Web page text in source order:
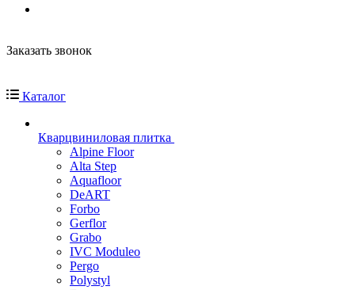
Заказать звонок
Каталог
Кварцвиниловая плитка
Alpine Floor
Alta Step
Aquafloor
DeART
Forbo
Gerflor
Grabo
IVC Moduleo
Pergo
Polystyl